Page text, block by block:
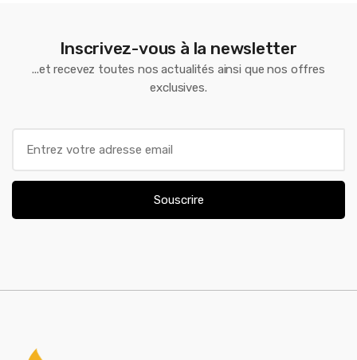
Inscrivez-vous à la newsletter
...et recevez toutes nos actualités ainsi que nos offres
exclusives.
l
Souscrire